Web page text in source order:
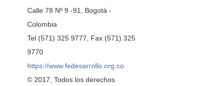
Calle 78 Nº 9 -91, Bogotá -
Colombia
Tel (571) 325 9777, Fax (571) 325
9770
https://www.fedesarrollo.org.co
© 2017, Todos los derechos